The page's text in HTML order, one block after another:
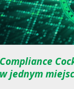
Compliance
w jednym